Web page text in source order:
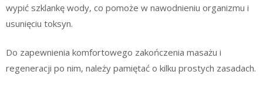
wypić szklankę wody, co pomoże w nawodnieniu organizmu i
usunięciu toksyn.
Do zapewnienia komfortowego zakończenia masażu i
regeneracji po nim, należy pamiętać o kilku prostych zasadach.